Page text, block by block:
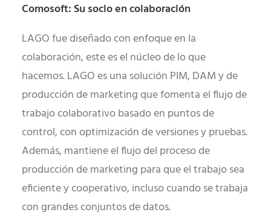
Comosoft: Su socio en colaboración
LAGO fue diseñado con enfoque en la
colaboración, este es el núcleo de lo que
hacemos. LAGO es una solución PIM, DAM y de
producción de marketing que fomenta el flujo de
trabajo colaborativo basado en puntos de
control, con optimización de versiones y pruebas.
Además, mantiene el flujo del proceso de
producción de marketing para que el trabajo sea
eficiente y cooperativo, incluso cuando se trabaja
con grandes conjuntos de datos.